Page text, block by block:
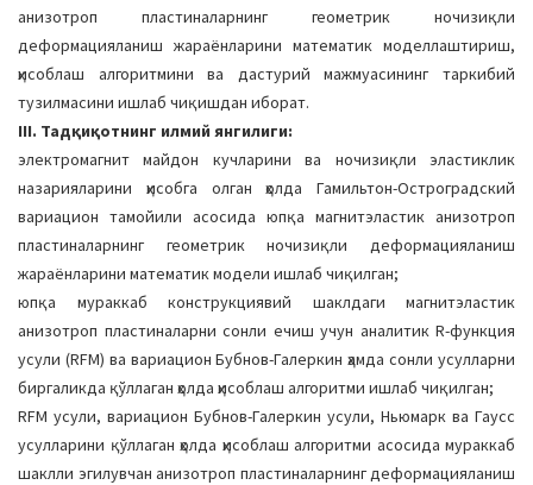
анизотроп пластиналарнинг геометрик ночизиқли
деформацияланиш жараёнларини математик моделлаштириш,
ҳисоблаш алгоритмини ва дастурий мажмуасининг таркибий
тузилмасини ишлаб чиқишдан иборат.
III. Тадқиқотнинг илмий янгилиги:
электромагнит майдон кучларини ва ночизиқли эластиклик
назарияларини ҳисобга олган ҳолда Гамильтон-Остроградский
вариацион тамойили асосида юпқа магнитэластик анизотроп
пластиналарнинг геометрик ночизиқли деформацияланиш
жараёнларини математик модели ишлаб чиқилган;
юпқа мураккаб конструкциявий шаклдаги магнитэластик
анизотроп пластиналарни сонли ечиш учун аналитик R-функция
усули (RFM) ва вариацион Бубнов-Галеркин ҳамда сонли усулларни
биргаликда қўллаган ҳолда ҳисоблаш алгоритми ишлаб чиқилган;
RFM усули, вариацион Бубнов-Галеркин усули, Ньюмарк ва Гаусс
усулларини қўллаган ҳолда ҳисоблаш алгоритми асосида мураккаб
шаклли эгилувчан анизотроп пластиналарнинг деформацияланиш